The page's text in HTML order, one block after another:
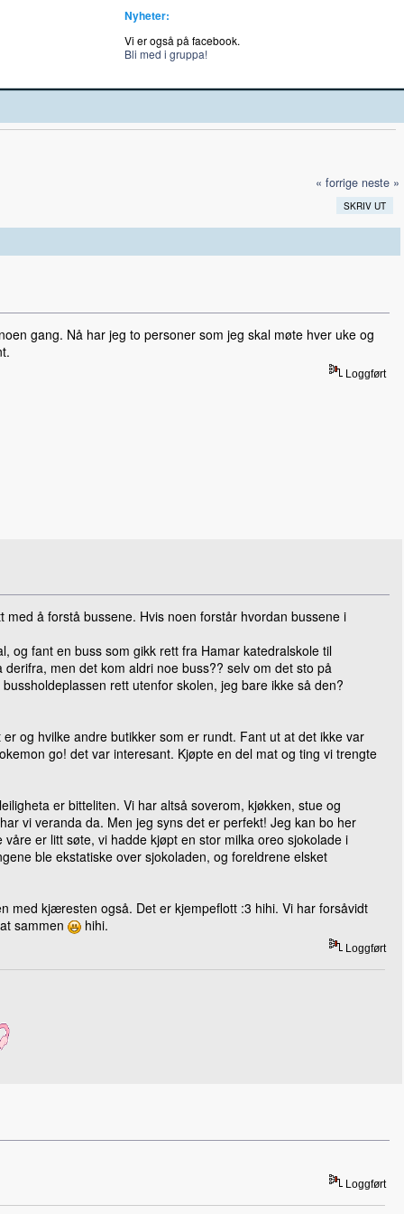
Nyheter:
Vi er også på facebook.
Bli med i gruppa!
« forrige neste »
SKRIV UT
gang. Nå har jeg to personer som jeg skal møte hver uke og
Loggført
å forstå bussene. Hvis noen forstår hvordan bussene i
og fant en buss som gikk rett fra Hamar katedralskole til
men det kom aldri noe buss?? selv om det sto på
rett utenfor skolen, jeg bare ikke så den?
og hvilke andre butikker som er rundt. Fant ut at det ikke var
go! det var interesant. Kjøpte en del mat og ting vi trengte
er bitteliten. Vi har altså soverom, kjøkken, stue og
vi veranda da. Men jeg syns det er perfekt! Jeg kan bo her
er litt søte, vi hadde kjøpt en stor milka oreo sjokolade i
ble ekstatiske over sjokoladen, og foreldrene elsket
med kjæresten også. Det er kjempeflott :3 hihi. Vi har forsåvidt
sammen
hihi.
Loggført
Loggført